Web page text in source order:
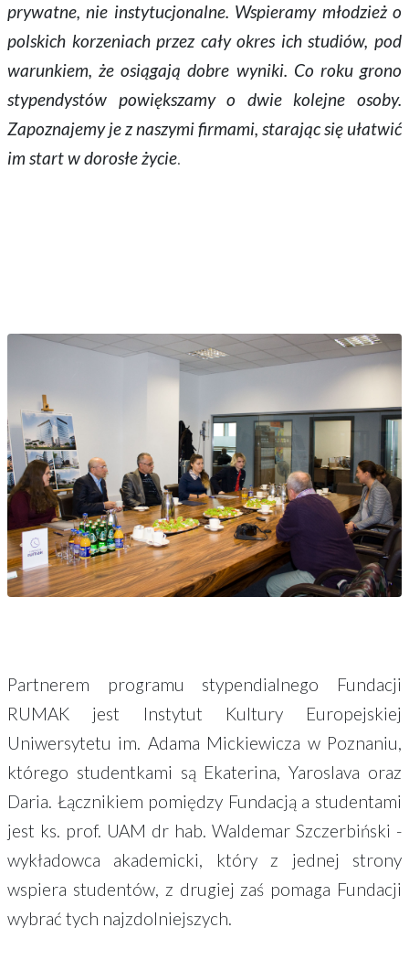
prywatne, nie instytucjonalne. Wspieramy młodzież o
polskich korzeniach przez cały okres ich studiów, pod
warunkiem, że osiągają dobre wyniki. Co roku grono
stypendystów powiększamy o dwie kolejne osoby.
Zapoznajemy je z naszymi firmami, starając się ułatwić
im start w dorosłe życie.
Partnerem programu stypendialnego Fundacji
RUMAK jest Instytut Kultury Europejskiej
Uniwersytetu im. Adama Mickiewicza w Poznaniu,
którego studentkami są Ekaterina, Yaroslava oraz
Daria. Łącznikiem pomiędzy Fundacją a studentami
jest ks. prof. UAM dr hab. Waldemar Szczerbiński -
wykładowca akademicki, który z jednej strony
wspiera studentów, z drugiej zaś pomaga Fundacji
wybrać tych najzdolniejszych.